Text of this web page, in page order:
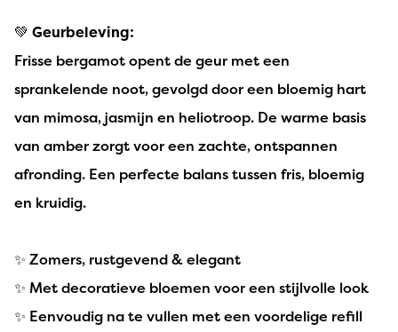
💚 Geurbeleving:
Frisse bergamot opent de geur met een
sprankelende noot, gevolgd door een bloemig hart
van mimosa, jasmijn en heliotroop. De warme basis
van amber zorgt voor een zachte, ontspannen
afronding. Een perfecte balans tussen fris, bloemig
en kruidig.
✨ Zomers, rustgevend & elegant
✨ Met decoratieve bloemen voor een stijlvolle look
✨ Eenvoudig na te vullen met een voordelige refill